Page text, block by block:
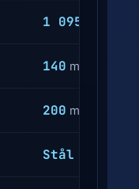
1 095
140 mm
200 mm
Stål · PC ·